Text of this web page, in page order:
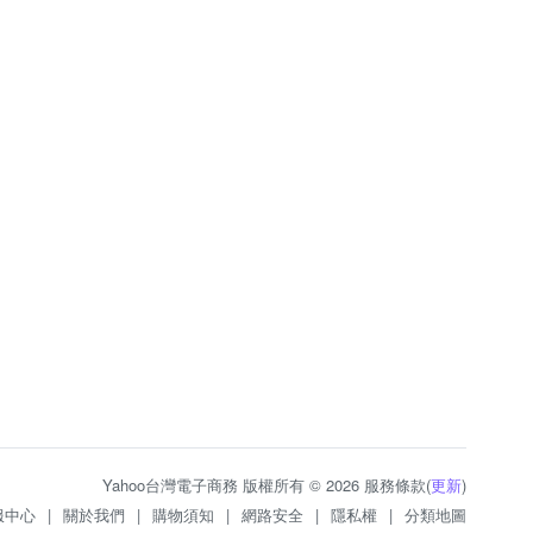
Yahoo台灣電子商務 版權所有 © 2026 服務條款(更新)
中心 | 關於我們 | 購物須知 | 網路安全 | 隱私權 | 分類地圖